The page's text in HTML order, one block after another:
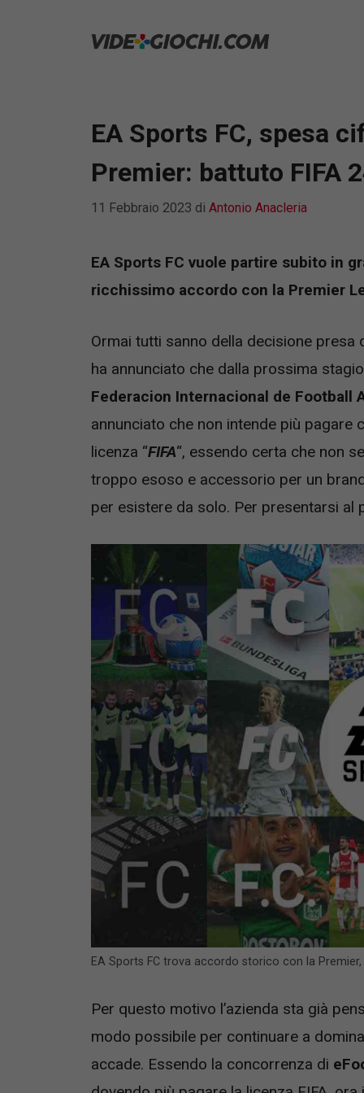
EA Sports FC, spesa
Premier: battuto FIFA
11 Febbraio 2023 di Antonio Anacleria
EA Sports FC vuole partire subito in
ricchissimo accordo con la Premier
Ormai tutti sanno della decisione presa
ha annunciato che dalla prossima
Federacion Internacional de Football
annunciato che non intende più pagare
licenza “FIFA“, essendo certa che non
troppo esoso e accessorio per un
per esistere da solo. Per presentarsi al
EA Sports FC trova accordo storico con la
Per questo motivo l’azienda sta già
modo possibile per continuare a
accade. Essendo la concorrenza di